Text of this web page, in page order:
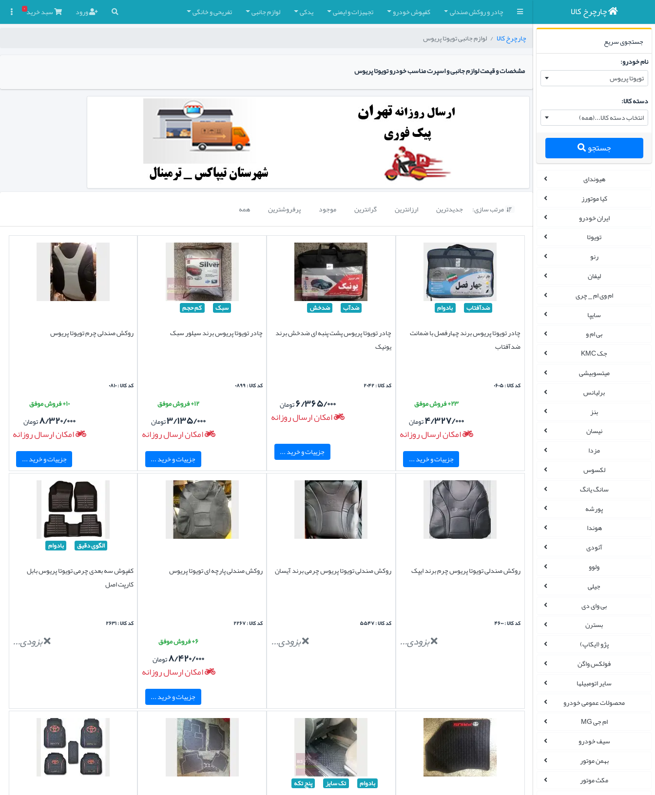
چادر و روکش صندلی کفپوش خودرو تجهیزات و ایمنی یدکی لوازم جانبی تفریحی و خانگی ورود سبدخرید۰ چارچرخ کالا
جستجوی سریع
نام خودرو:
تویوتا پریوس
دسته کالا:
انتخاب دسته کالا...(همه)
جستجو
هیوندای
کیا موتورز
ایران خودرو
تویوتا
رنو
لیفان
ام وی ام _ چری
سایپا
بی ام و
جک KMC
میتسوبیشی
برلیانس
بنز
نیسان
مزدا
لکسوس
سانگ یانگ
پورشه
هوندا
آئودی
ولوو
جیلی
بی وای دی
بسترن
پژو (ایکاپ)
فولکس واگن
سایر اتومبیلها
محصولات عمومی خودرو
ام جی MG
سیف خودرو
بهمن موتور
مکث موتور
چارچرخ کالا لوازم جانبی تویوتا پریوس
مشخصات و قیمت لوازم جانبی و اسپرت مناسب خودرو تویوتا پریوس
 مرتب سازی: جدیدترین ارزانترین گرانترین موجود پرفروشترین همه
ضدآفتاب بادوام
چادر تویوتا پریوس برند چهارفصل با ضمانت
ضدآفتاب
کد کالا : ۰۶۰۵
۲۳+ فروش موفق
۴/۳۲۷/۰۰۰تومان
امکان ارسال روزانه
جزییات و خرید ...
ضدآب ضدخش
چادر تویوتا پریوس پشت پنبه ای ضدخش برند
یونیک
کد کالا : ۲۰۴۲
۶/۳۶۵/۰۰۰تومان
امکان ارسال روزانه
جزییات و خرید ...
سبک کم حجم
چادر تویوتا پریوس برند سیلور سبک
کد کالا : ۰۸۹۹
۱۲+ فروش موفق
۳/۱۳۵/۰۰۰تومان
امکان ارسال روزانه
جزییات و خرید ...
روکش صندلی چرم تویوتا پریوس
کد کالا : ۰۸۱۰
۱۰+ فروش موفق
۸/۳۲۰/۰۰۰تومان
امکان ارسال روزانه
جزییات و خرید ...
روکش صندلی تویوتا پریوس چرم برند ایپک
کد کالا : ۴۶۰۰
بزودی...
روکش صندلی تویوتا پریوس چرمی برند آیسان
کد کالا : ۵۵۴۷
بزودی...
روکش صندلی پارچه ای تویوتا پریوس
کد کالا : ۲۲۶۷
۶+ فروش موفق
۸/۴۲۰/۰۰۰تومان
امکان ارسال روزانه
جزییات و خرید ...
الگوی دقیق بادوام
کفپوش سه بعدی چرمی تویوتا پریوس بابل
کارپت اصل
کد کالا : ۲۶۳۱
بزودی...
بادوام تک سایز پنج تکه